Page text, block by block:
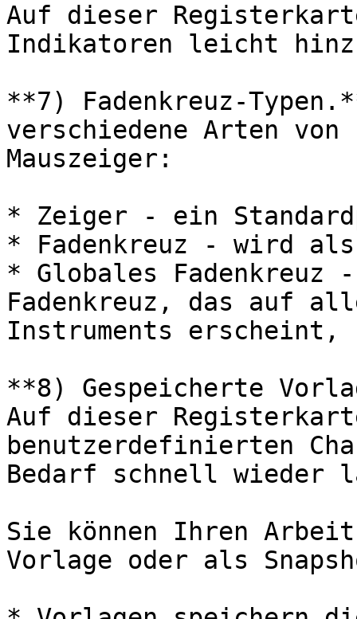
Auf dieser
Indikatoren leicht
**7) Fadenkreuz-
verschiedene Arten
Mauszeiger:
* Zeiger - ein
* Fadenkreuz - wird
* Globales
Fadenkreuz, das auf
Instruments erscheint,
**8) Gespeicherte
Auf dieser
benutzerdefinierten
Bedarf schnell wieder
Sie können Ihren
Vorlage oder als